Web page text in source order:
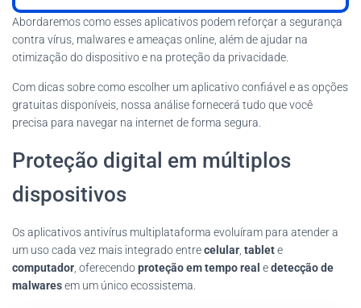
Abordaremos como esses aplicativos podem reforçar a segurança
contra vírus, malwares e ameaças online, além de ajudar na
otimização do dispositivo e na proteção da privacidade.
Com dicas sobre como escolher um aplicativo confiável e as opções
gratuitas disponíveis, nossa análise fornecerá tudo que você
precisa para navegar na internet de forma segura.
Proteção digital em múltiplos
dispositivos
Os aplicativos antivírus multiplataforma evoluíram para atender a
um uso cada vez mais integrado entrecelular tablete
computador , oferecendoproteção em tempo real edetecção de
malwaresem um único ecossistema.